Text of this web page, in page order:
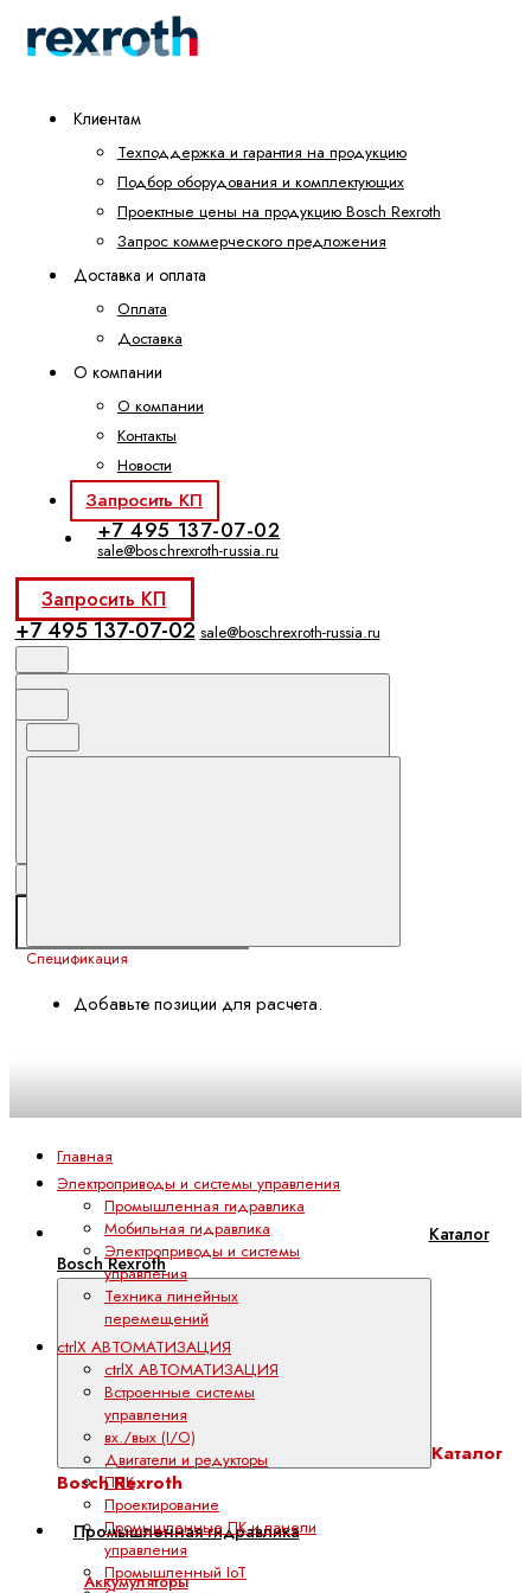
Клиентам
Техподдержка и гарантия на продукцию
Подбор оборудования и комплектующих
Проектные цены на продукцию Bosch Rexroth
Запрос коммерческого предложения
Доставка и оплата
Оплата
Доставка
О компании
О компании
Контакты
Новости
Запросить КП
+7 495 137-07-02
sale@boschrexroth-russia.ru
Запросить КП
+7 495 137-07-02 sale@boschrexroth-russia.ru
Спецификация
Добавьте позиции для расчета.
Каталог
Bosch Rexroth
Каталог
Bosch Rexroth
Промышленная гидравлика
Аккумуляторы
Главная
Электроприводы и системы управления
Промышленная гидравлика
Мобильная гидравлика
Электроприводы и системы
управления
Техника линейных
перемещений
ctrlX АВТОМАТИЗАЦИЯ
ctrlX АВТОМАТИЗАЦИЯ
Встроенные системы
управления
вх./вых (I/O)
Двигатели и редукторы
ПЛК
Проектирование
Промышленные ПК и панели
управления
Промышленный IoT